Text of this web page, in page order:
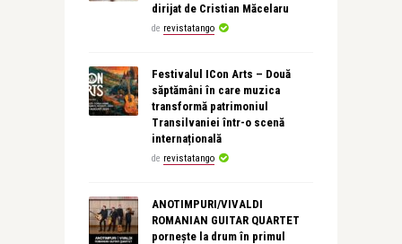
dirijat de Cristian Măcelaru
de revistatango
Festivalul ICon Arts – Două
săptămâni în care muzica
transformă patrimoniul
Transilvaniei într-o scenă
internațională
de revistatango
ANOTIMPURI/VIVALDI
ROMANIAN GUITAR QUARTET
pornește la drum în primul